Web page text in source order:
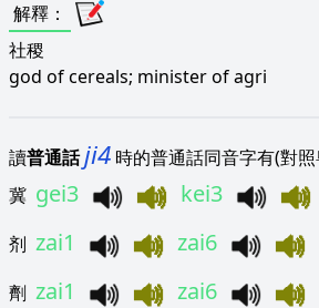
解釋 ：
社稷
god of cereals; minister of agri
讀普通話ji4 時的普通話同音字有(對照
冀 gei3 kei3
剂 zai1 zai6
劑 zai1 zai6